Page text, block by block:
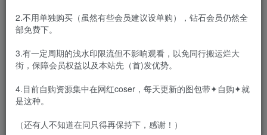
目录在预览图下面
2.不用单独购买（虽然有些会员建议设单购），钻石会员仍然全
部免费下。
3.有一定周期的浅水印限流但不影响观看，以免同行搬运烂大
街，保障会员权益以及本站先（首)发优势。
4.目前自购资源集中在网红coser，每天更新的图包带✦自购✦就
是这种。
（还有人不知道在问只得再保持下，感谢！）